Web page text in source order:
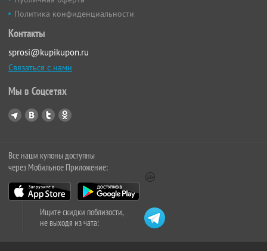
Политика конфиденциальности
Контакты
sprosi@kupikupon.ru
Связаться с нами
Мы в Соцсетях
Все наши купоны доступны
через Мобильное Приложение:
Ищите скидки поблизости,
не выходя из чата: